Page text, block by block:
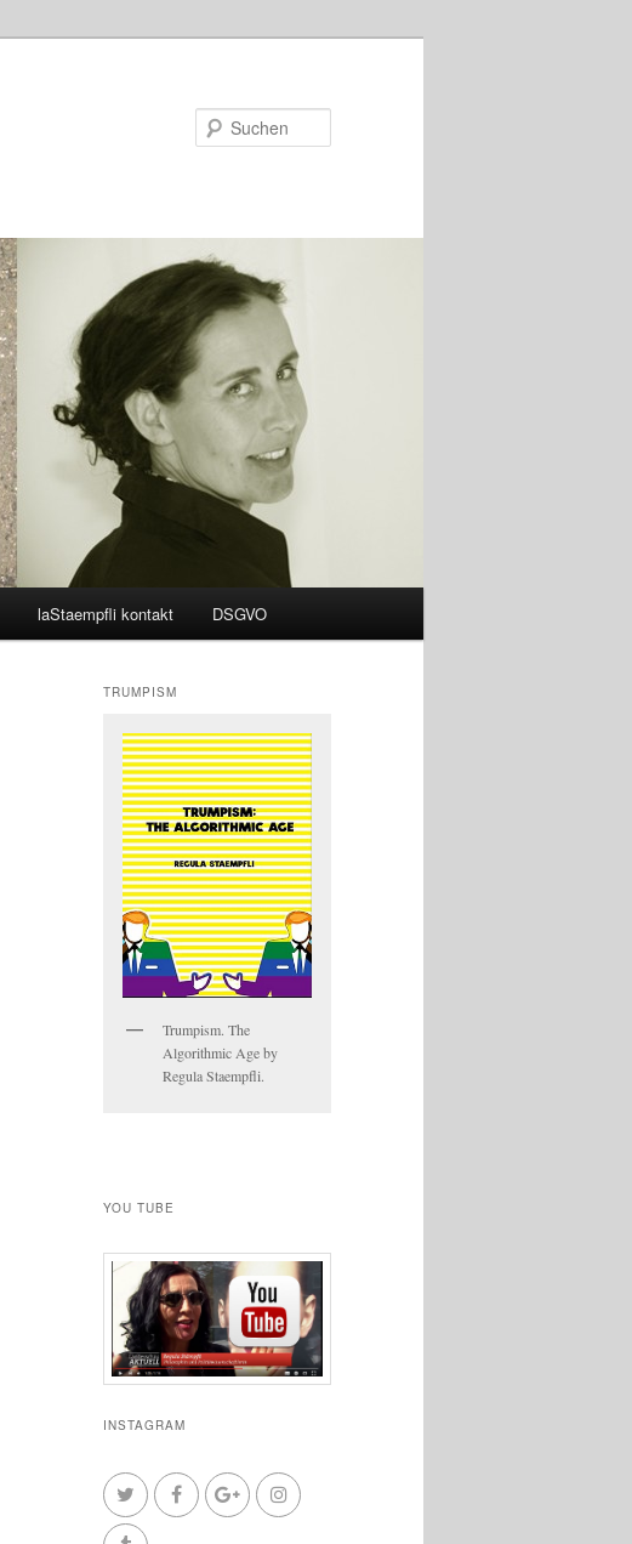
laStaempfli kontakt DSGVO
TRUMPISM
Trumpism. The
Algorithmic Age by
Regula Staempfli.
YOU TUBE
INSTAGRAM